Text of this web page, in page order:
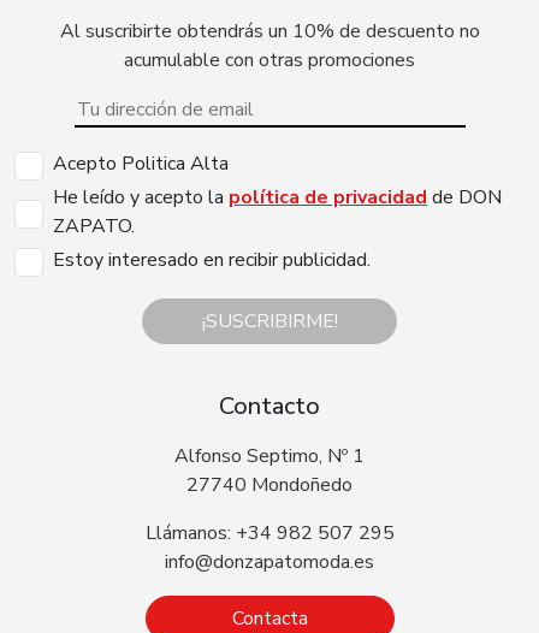
Al suscribirte obtendrás un 10% de descuento no
acumulable con otras promociones
Acepto Politica Alta
He leído y acepto la política de privacidad de DON
ZAPATO.
Estoy interesado en recibir publicidad.
¡SUSCRIBIRME!
Contacto
Alfonso Septimo, Nº 1
27740 Mondoñedo
Llámanos: +34 982 507 295
info@donzapatomoda.es
Contacta